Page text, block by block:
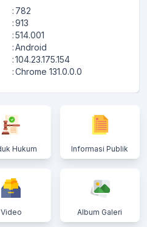
: 782
:913
:514.001
:Android
:104.23.175.154
:Chrome 131.0.0.0
Hukum Informasi Publik
Video Album Galeri